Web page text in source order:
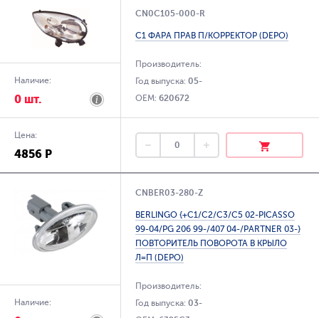
Наличие:
0 шт.
CN0C105-000-R
C1 ФАРА ПРАВ П/КОРРЕКТОР (DEPO)
Производитель:
Год выпуска:05-
OEM:620672
Цена:
4856 Р
Наличие:
CNBER03-280-Z
BERLINGO {+С1/С2/С3/С5 02-PICASSO
99-04/PG 206 99-/407 04-/PARTNER 03-}
ПОВТОРИТЕЛЬ ПОВОРОТА В КРЫЛО
Л=П (DEPO)
Производитель:
Год выпуска:03-